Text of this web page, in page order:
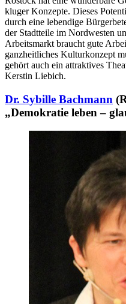
kluger Konzepte. Dieses
durch eine lebendige
der Stadtteile im Nordwesten
Arbeitsmarkt braucht gute
ganzheitliches Kulturkonzept
gehört auch ein attraktives
Kerstin Liebich.
Dr. Sybille Bachmann
„Demokratie leben –